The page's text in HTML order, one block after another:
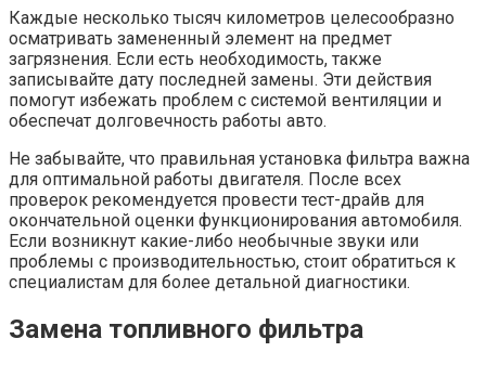
Каждые несколько тысяч километров целесообразно
осматривать замененный элемент на предмет
загрязнения. Если есть необходимость, также
записывайте дату последней замены. Эти действия
помогут избежать проблем с системой вентиляции и
обеспечат долговечность работы авто.
Не забывайте, что правильная установка фильтра важна
для оптимальной работы двигателя. После всех
проверок рекомендуется провести тест-драйв для
окончательной оценки функционирования автомобиля.
Если возникнут какие-либо необычные звуки или
проблемы с производительностью, стоит обратиться к
специалистам для более детальной диагностики.
Замена топливного фильтра